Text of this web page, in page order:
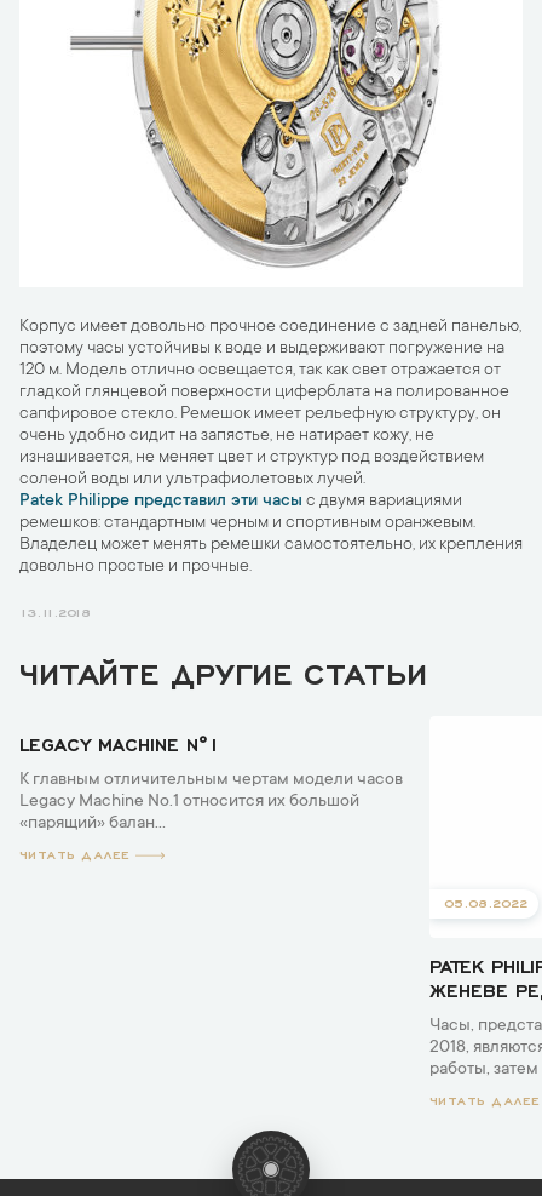
Корпус имеет довольно прочное соединение с задней панелью,
поэтому часы устойчивы к воде и выдерживают погружение на
120 м. Модель отлично освещается, так как свет отражается от
гладкой глянцевой поверхности циферблата на полированное
сапфировое стекло. Ремешок имеет рельефную структуру, он
очень удобно сидит на запястье, не натирает кожу, не
изнашивается, не меняет цвет и структур под воздействием
соленой воды или ультрафиолетовых лучей.
Patek Philippe представил эти часы с двумя вариациями
ремешков: стандартным черным и спортивным оранжевым.
Владелец может менять ремешки самостоятельно, их крепления
довольно простые и прочные.
13.11.2018
ЧИТАЙТЕ ДРУГИЕ СТАТЬИ
05.08.2022
LEGACY MACHINE N°1
К главным отличительным чертам модели часов
Legacy Machine No.1 относится их большой
«парящий» балан...
ЧИТАТЬ ДАЛЕЕ
05.08.2022
PATEK
ЖЕНЕВЕ
Часы,
2018,
работы, затем
ЧИТАТЬ ДАЛЕЕ